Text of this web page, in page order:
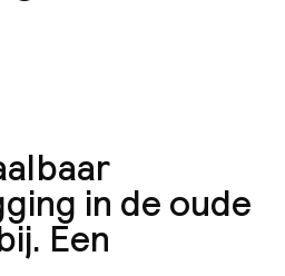
in de oude
Een